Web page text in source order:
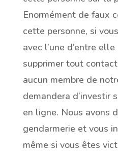
Enormément de faux
cette personne, si
avec l’une d’entre
supprimer tout
aucun membre de
demandera d’investir
en ligne. Nous avons
gendarmerie et vous
même si vous êtes